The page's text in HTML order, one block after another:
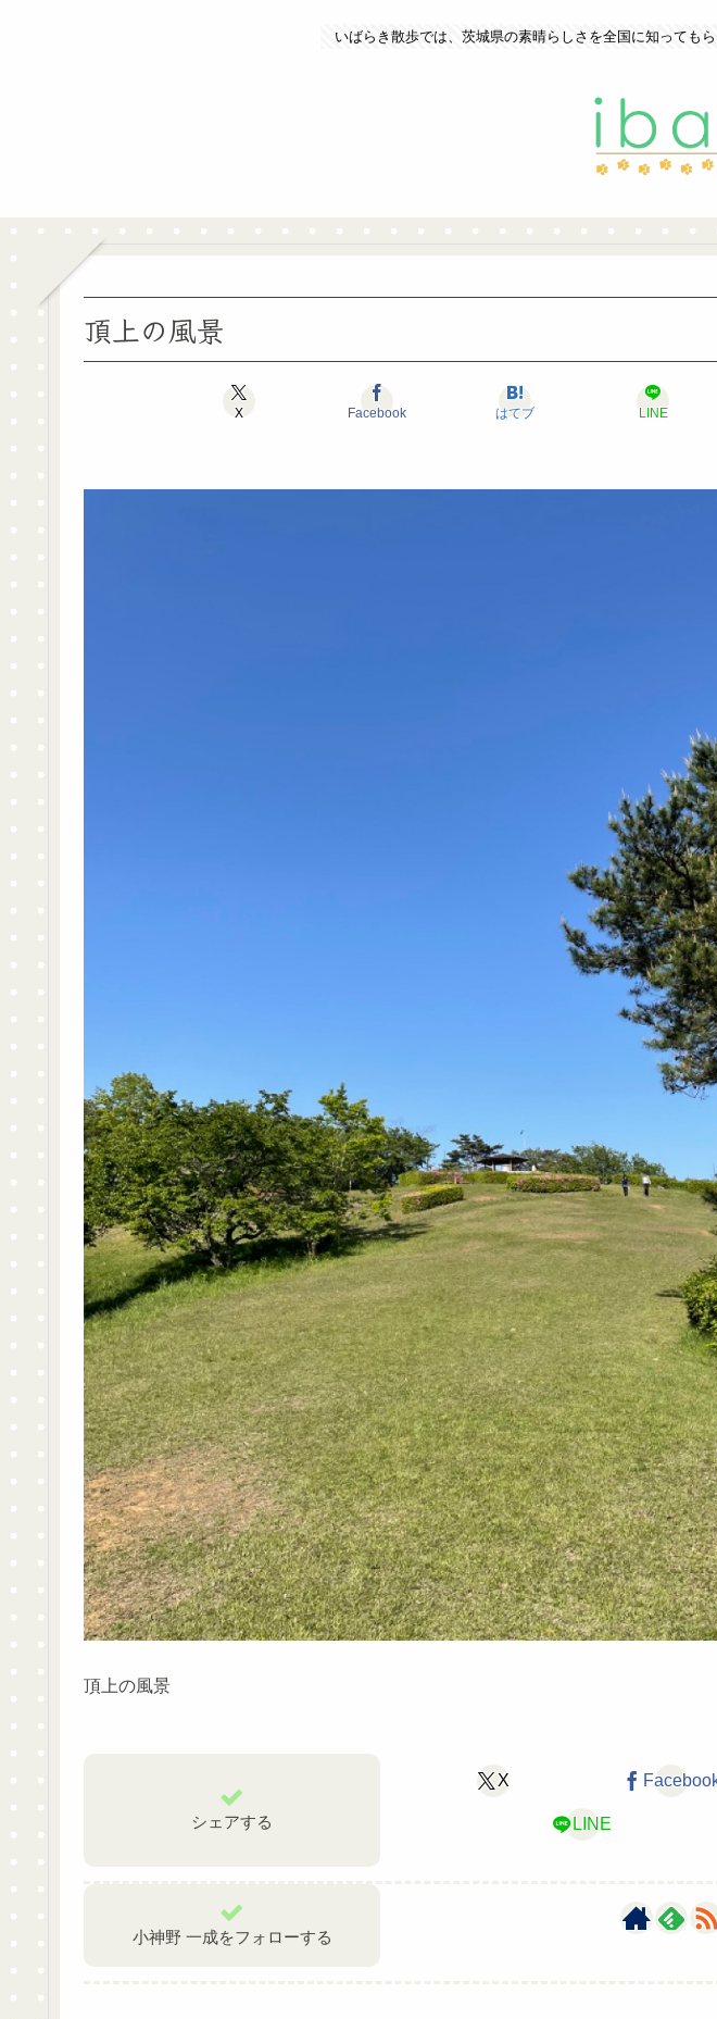
いばらき散歩では、茨城県の素晴らしさを全国に知っても
頂上の風景
X Facebook はてブ LINE
頂上の風景
シェアする
X
LINE
小神野 一成をフォローする